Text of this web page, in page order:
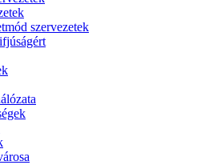
szervezetek